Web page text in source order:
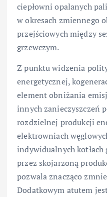
ciepłowni opalanych
w okresach zmiennego
przejściowych między
grzewczym.
Z punktu widzenia
energetycznej,
element obniżania
innych zanieczyszczeń
rozdzielnej produkcji
elektrowniach
indywidualnych kotłach
przez skojarzoną
pozwala znacząco
Dodatkowym atutem